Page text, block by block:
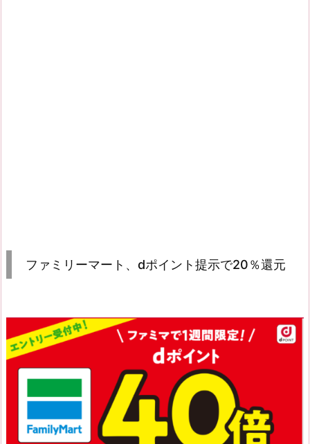
ファミリーマート、dポイント提示で20％還元